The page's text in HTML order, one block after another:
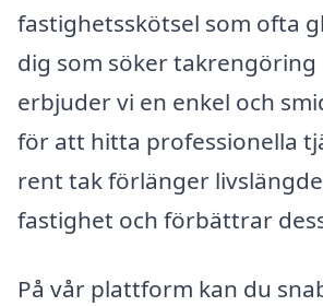
fastighetsskötsel som ofta
dig som söker
erbjuder vi en enkel och
för att hitta professionella
rent tak förlänger
fastighet och förbättrar
På vår plattform kan du